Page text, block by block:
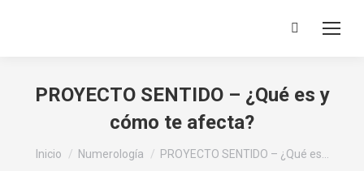
Buscar:
PROYECTO SENTIDO – ¿Qué es y
cómo te afecta?
Estás aquí:
Inicio Numerología PROYECTO SENTIDO – ¿Qué es…